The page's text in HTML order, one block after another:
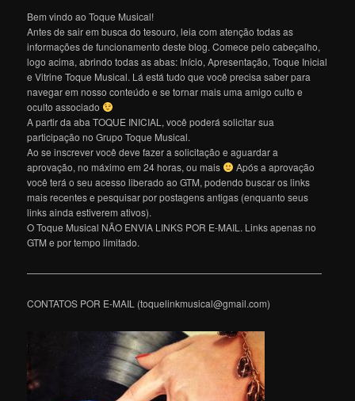
Bem vindo ao Toque Musical!
Antes de sair em busca do tesouro, leia com atenção todas as
informações de funcionamento deste blog. Comece pelo cabeçalho,
logo acima, abrindo todas as abas: Início, Apresentação, Toque Inicial
e Vitrine Toque Musical. Lá está tudo que você precisa saber para
navegar em nosso conteúdo e se tornar mais uma amigo culto e
oculto associado
A partir da aba TOQUE INICIAL, você poderá solicitar sua
participação no Grupo Toque Musical.
Ao se inscrever você deve fazer a solicitação e aguardar a
aprovação, no máximo em 24 horas, ou mais
Após a aprovação
você terá o seu acesso liberado ao GTM, podendo buscar os links
mais recentes e pesquisar por postagens antigas (enquanto seus
links ainda estiverem ativos).
O Toque Musical NÃO ENVIA LINKS POR E-MAIL. Links apenas no
GTM e por tempo limitado.
———————————————————————————————
CONTATOS POR E-MAIL (toquelinkmusical@gmail.com)